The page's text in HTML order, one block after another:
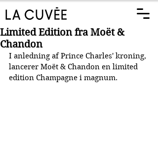
Limited Edition fra Moët &
Chandon
I anledning af Prince Charles' kroning,
lancerer Moët & Chandon en limited
edition Champagne i magnum.